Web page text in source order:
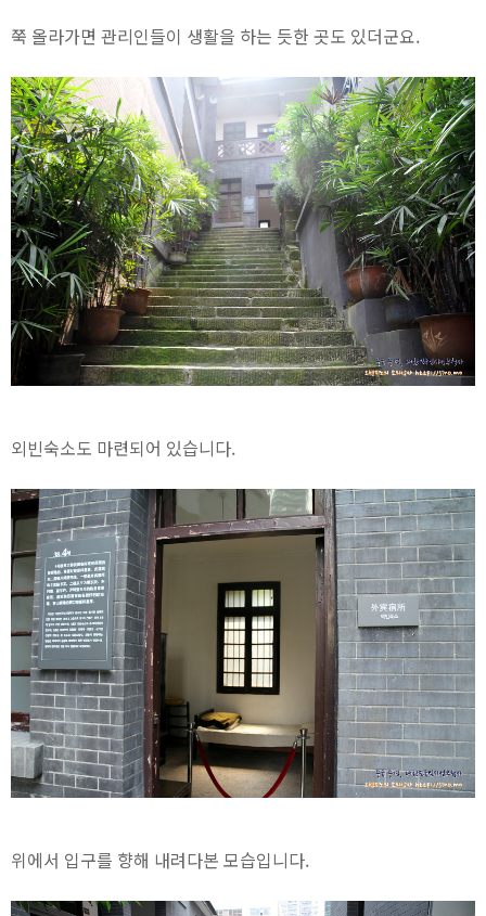
쭉 올라가면 관리인들이 생활을 하는 듯한 곳도 있더군요.
외빈숙소도 마련되어 있습니다.
위에서 입구를 향해 내려다본 모습입니다.